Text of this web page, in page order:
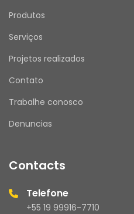
Produtos
Serviços
Projetos realizados
Contato
Trabalhe conosco
Denuncias
Contacts
Telefone
+55 19 99916-7710